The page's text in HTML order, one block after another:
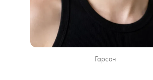
Гарсон